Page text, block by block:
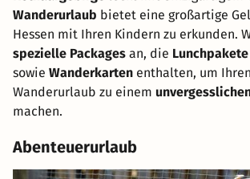
Wanderurlaub bietet eine großartige
Hessen mit Ihren Kindern zu erkunden.
spezielle Packages an, die
sowie Wanderkarten enthalten, um
Wanderurlaub zu einem
machen.
Abenteuerurlaub